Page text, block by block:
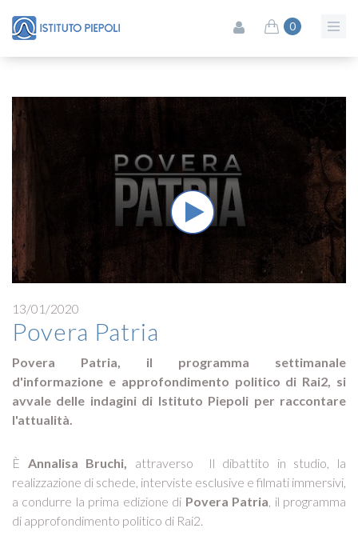
0
13/01/2020
Povera Patria
Povera Patria, il programma settimanale
d'informazione e approfondimento politico di Rai2, si
avvale delle indagini di Istituto Piepoli per raccontare
l'attualità.
È Annalisa Bruchi, attraverso Il dibattito in studio, la
realizzazione di schede, interviste esclusive e filmati immersivi,
a condurre la prima edizione di Povera Patria, il programma
di approfondimento politico di Rai2.